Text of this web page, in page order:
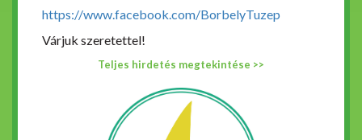
https://www.facebook.com/BorbelyTuzep
Várjuk szeretettel!
Teljes hirdetés megtekintése >>